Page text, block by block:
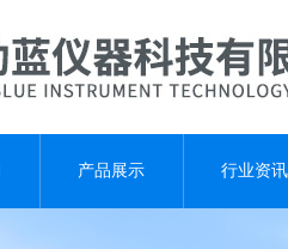
产品展示 行业资讯